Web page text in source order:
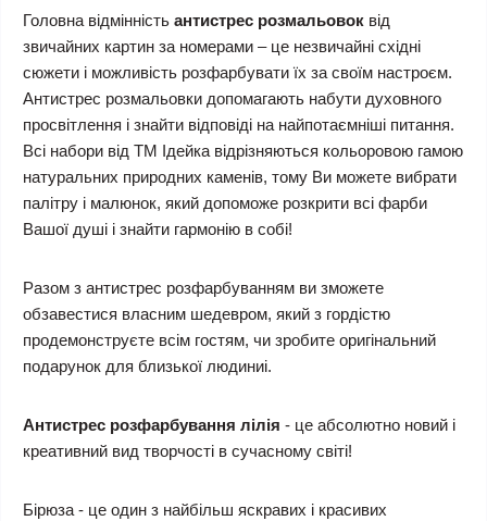
Головна відмінність антистрес розмальовок від
звичайних картин за номерами – це незвичайні східні
сюжети і можливість розфарбувати їх за своїм настроєм.
Антистрес розмальовки допомагають набути духовного
просвітлення і знайти відповіді на найпотаємніші питання.
Всі набори від ТМ Ідейка відрізняються кольоровою гамою
натуральних природних каменів, тому Ви можете вибрати
палітру і малюнок, який допоможе розкрити всі фарби
Вашої душі і знайти гармонію в собі!
Разом з антистрес розфарбуванням ви зможете
обзавестися власним шедевром, який з гордістю
продемонструєте всім гостям, чи зробите оригінальний
подарунок для близької людиниі.
Антистрес розфарбування лілія - це абсолютно новий і
креативний вид творчості в сучасному світі!
Бірюза - це один з найбільш яскравих і красивих